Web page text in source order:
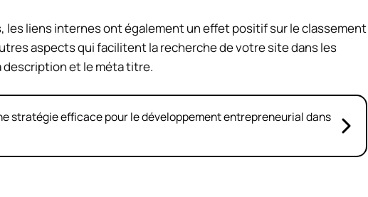
les liens internes ont également un effet positif sur le classement
aspects qui facilitent la recherche de votre site dans les
et le méta titre.
stratégie efficace pour le développement entrepreneurial dans